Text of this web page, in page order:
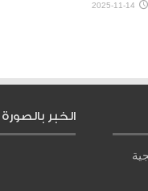
2025-11-14
الخبر بالصورة